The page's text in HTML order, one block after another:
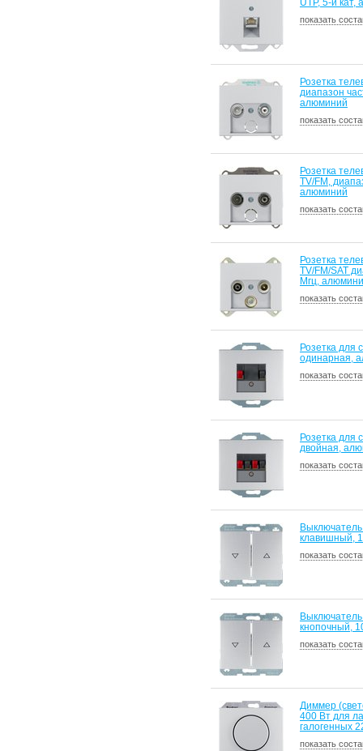
UTP, 5-й
показать
Розетка
диапазон
алюминий
показать
Розетка
TV/FM,
алюминий
показать
Розетка
TV/FM/SAT
Mгц,
показать
Розетка для
одинарная,
показать
Розетка для
двойная,
показать
клавишный,
показать
кнопочный,
показать
Диммер
400 Вт для
галогенных
показать